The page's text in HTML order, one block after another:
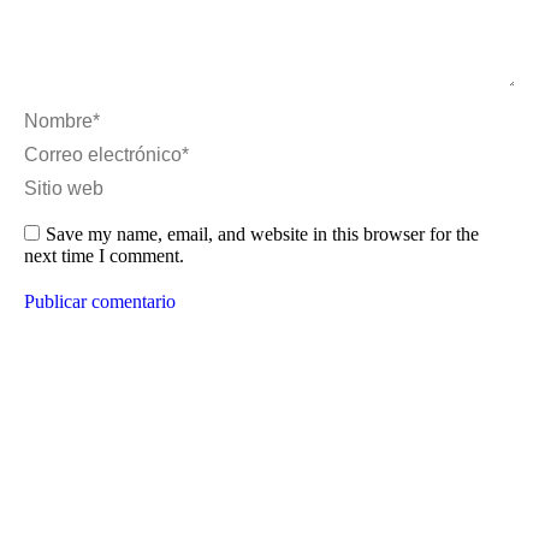
Nombre *
Correo electrónico *
Sitio web
Save my name, email, and website in this browser for the
next time I comment.
Publicar comentario